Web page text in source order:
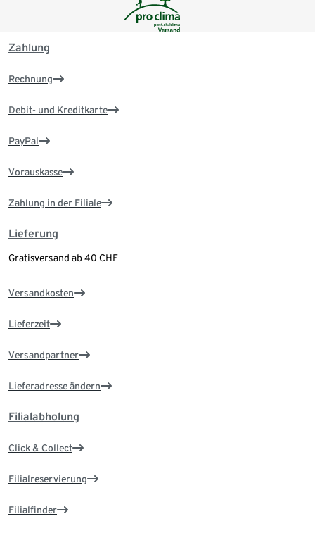
Zahlung
Rechnung
Debit- und Kreditkarte
PayPal
Vorauskasse
Zahlung in der Filiale
Lieferung
Gratisversand ab 40 CHF
Versandkosten
Lieferzeit
Versandpartner
Lieferadresse ändern
Filialabholung
Click & Collect
Filialreservierung
Filialfinder